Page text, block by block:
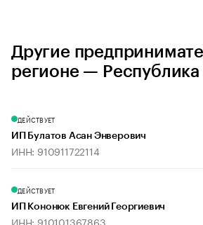
Другие
регионе —
ДЕЙСТВУЕТ
ИП Булатов Асан Энверович
ИНН: 910911722114
ДЕЙСТВУЕТ
ИП Кононюк Евгений Георгиевич
ИНН: 910101367863